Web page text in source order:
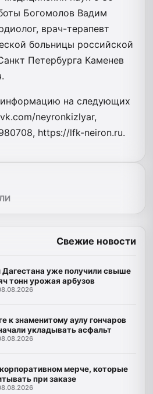
Богомолов Вадим
врач-терапевт
больницы российской
Петербурга Каменев
на следующих
neyronkizlyar,
https://lfk-neiron.ru.
Свежие новости
Дагестана уже получили свыше
тонн урожая арбузов
к знаменитому аулу гончаров
укладывать асфальт
мерче, которые
при заказе